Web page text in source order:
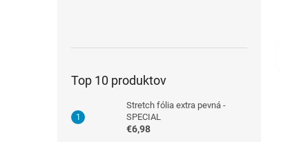
Top 10 produktov
Stretch fólia extra pevná -
SPECIAL
€6,98